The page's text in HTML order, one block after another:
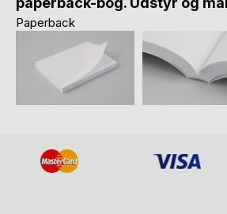
Paperback